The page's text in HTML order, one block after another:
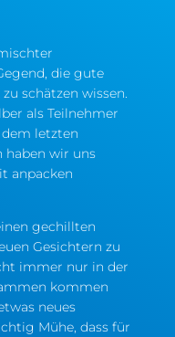
die gute
schätzen wissen.
als Teilnehmer
letzten
haben wir uns
anpacken
gechillten
Gesichtern zu
immer nur in der
kommen
neues
Mühe, dass für